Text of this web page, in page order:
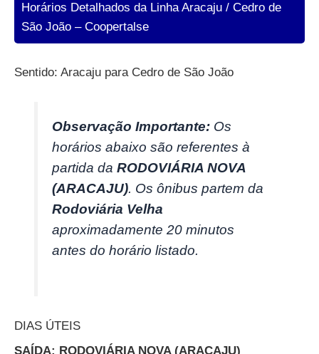
Horários Detalhados da Linha Aracaju / Cedro de
São João – Coopertalse
Sentido: Aracaju para Cedro de São João
Observação Importante: Os
horários abaixo são referentes à
partida daRODOVIÁRIA NOVA
(ARACAJU). Os ônibus partem da
Rodoviária Velha
aproximadamente 20 minutos
antes do horário listado.
DIAS ÚTEIS
SAÍDA: RODOVIÁRIA NOVA (ARACAJU)